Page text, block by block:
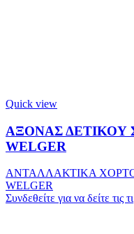
Quick view
ΑΞΟΝΑΣ ΔΕΤΙΚΟΥ
WELGER
ΑΝΤΑΛΛΑΚΤΙΚΑ
WELGER
Συνδεθείτε για να δείτε τις